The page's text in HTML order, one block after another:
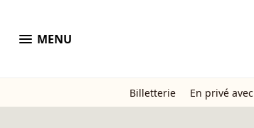
menu MENU
Billetterie En privé avec